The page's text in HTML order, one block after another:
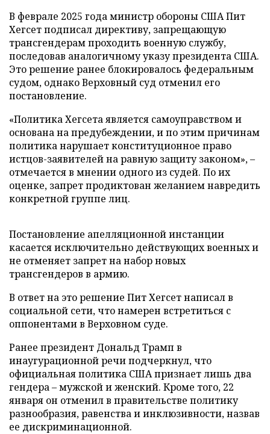
В феврале 2025 года министр обороны США Пит
Хегсет подписал директиву, запрещающую
трансгендерам проходить военную службу,
последовав аналогичному указу президента США.
Это решение ранее блокировалось федеральным
судом, однако Верховный суд отменил его
постановление.
«Политика Хегсета является самоуправством и
основана на предубеждении, и по этим причинам
политика нарушает конституционное право
истцов-заявителей на равную защиту законом», –
отмечается в мнении одного из судей. По их
оценке, запрет продиктован желанием навредить
конкретной группе лиц.
Постановление апелляционной инстанции
касается исключительно действующих военных и
не отменяет запрет на набор новых
трансгендеров в армию.
В ответ на это решение Пит Хегсет написал в
социальной сети, что намерен встретиться с
оппонентами в Верховном суде.
Ранее президент Дональд Трамп в
инаугурационной речи подчеркнул, что
официальная политика США признает лишь два
гендера – мужской и женский. Кроме того, 22
января он отменил в правительстве политику
разнообразия, равенства и инклюзивности, назвав
ее дискриминационной.